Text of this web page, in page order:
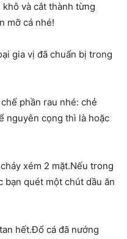
và cắt thành từng
mỡ cá nhé!
gia vị đã chuẩn bị trong
phần rau nhé: chẻ
nguyên cọng thì là hoặc
xém 2 mặt.Nếu trong
bạn quét một chút dầu ăn
hết.Đổ cá đã nướng